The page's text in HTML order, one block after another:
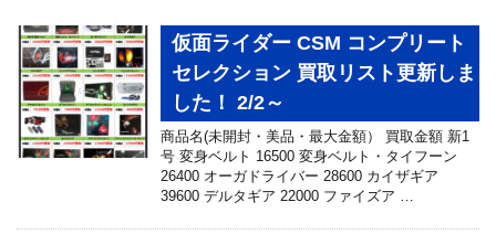
仮面ライダー CSM コンプリート
セレクション 買取リスト更新しま
した！ 2/2～
商品名(未開封・美品・最大金額） 買取金額 新1
号 変身ベルト 16500 変身ベルト・タイフーン
26400 オーガドライバー 28600 カイザギア
39600 デルタギア 22000 ファイズア …